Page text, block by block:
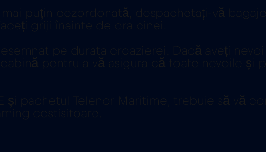
puțin dezordonată, despachetați-vă
griji înainte de ora cinei.
pe durata croazierei. Dacă aveți
pentru a vă asigura că toate nevoile și
și pachetul Telenor Maritime, trebuie să vă
costisitoare.